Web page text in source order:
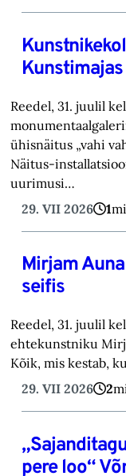
Kunstimajas
Reedel, 31. juulil
ühisnäitus „vahi
Näitus-
uurimusi…
29. VII 2026
1
Mirjam
seifis
Reedel, 31. juulil
ehtekunstniku
Kõik, mis kestab,
29. VII 2026
2
pere loo“